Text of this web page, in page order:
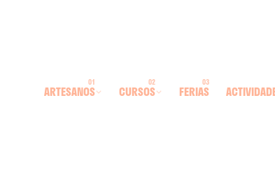
ARTESANOS CURSOS FERIAS